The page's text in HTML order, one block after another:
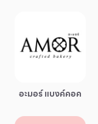
อะมอร์ แบงค์คอค